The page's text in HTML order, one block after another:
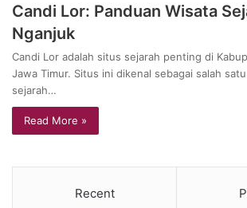
Candi Lor: Panduan Wisata
Nganjuk
Candi Lor adalah situs sejarah penting di
Jawa Timur. Situs ini dikenal sebagai salah
sejarah…
Read More »
Recent